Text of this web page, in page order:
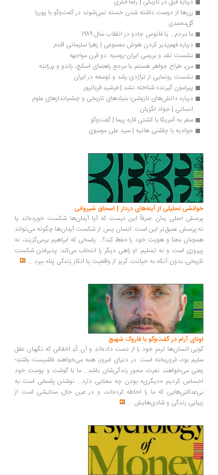
گل‌محمدی
ما مردم... یا فانوس جادو در انقلاب سال 1989
درباره فهم‌پذیر کردن هوش مصنوعی | زهرا سلیمانی اقدم
نشست نقد و بررسی ایران-روسیه: دو قرن مواجهه
من، طراح جواهر هستم یا مرجع راهنمای اسکچ، راندو و پرزانته
نشست رونمایی از تراژدی رشد و توسعه در ایران
پیرامون گیرنده شناخته نشد | فرشید قربانپور
انسانی | جواد لگزیان
سفر به آمریکا با کشتی قاره پیما | گفت‌وگو
جوادیه با چاشنی هانیه | سید علی موسوی
خوانشی تحلیلی از آینه‌های دردار | اسحاق شیروانی
پرسش اصلی رمان صرفاً این نیست که آیا آرمان‌ها شکست خورده‌اند یا
نه.پرسش عمیق‌تر این است: انسان پس از شکست آرمان‌ها چگونه می‌تواند
همچنان معنا و هویت خود را حفظ کند؟... پاسخی که ابراهیم برمی‌گزیند، نه
پیروزی است و نه تسلیم. او راهی دیگر را انتخاب می‌کند: پذیرفتن شکست
تاریخی، بدون آنکه به خیانت، گریز از واقعیت یا انکار زندگی پناه ببرد ...
اونای آرام در گفت‌وگو با فاروک شهیچ‭
گویی انسان‌ها ترمزِ خود را از دست داده‌اند و آن کُدِ اخلاقی که نگهبان عقل
سلیم بود، فروریخته است. در دنیای امروز، همه می‌خواهند فاشیست باشند؛
یعنی می‌خواهند نفرت، محورِ زندگی‌شان باشد... ما با گوشت و پوست خود
احساس کردیم «دیگری» بودن چه معنایی دارد... نوشتن پاسخی است به
بی‌عدالتی‌هایی که ما را احاطه کرده‌اند، و در عین حال، ستایشی است از
زیبایی زندگی و شادی‌هایش ...